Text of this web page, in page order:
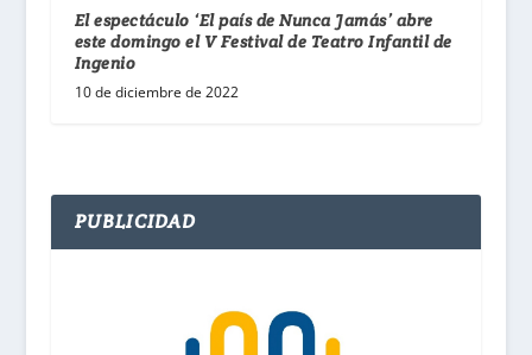
El espectáculo ‘El país de Nunca Jamás’ abre
este domingo el V Festival de Teatro Infantil de
Ingenio
10 de diciembre de 2022
PUBLICIDAD